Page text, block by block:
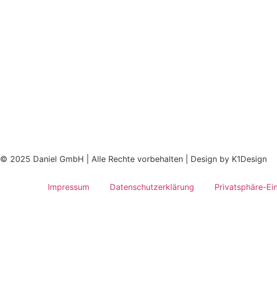
© 2025 Daniel GmbH | Alle Rechte vorbehalten | Design by K1Design
Impressum Datenschutzerklärung Privatsphäre-